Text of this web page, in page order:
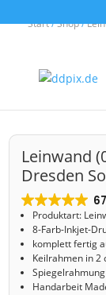
Start/Shop/
Leinwand
Dresden
Produktart:
8-Farb-Inkjet-
komplett fertig
Keilrahmen in 2
Handarbeit